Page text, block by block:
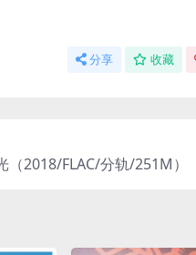
分享 收藏
（2018/FLAC/分轨/251M）